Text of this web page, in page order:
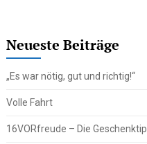
Neueste Beiträge
„Es war nötig, gut und richtig!“
Volle Fahrt
16VORfreude – Die